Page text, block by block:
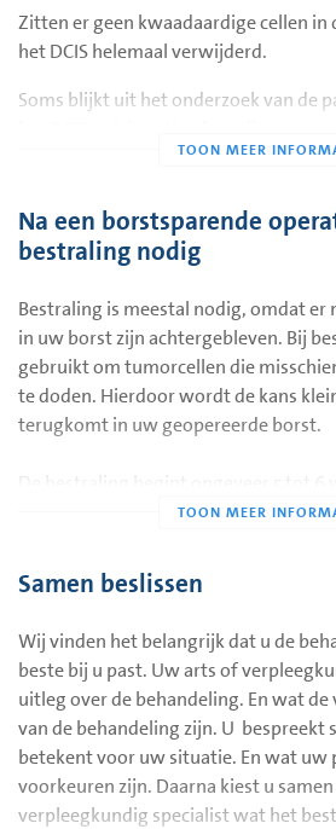
Zitten er geen kwaadaardige cellen in
het DCIS helemaal verwijderd.
Soms blijkt uit het onderzoek van de
soms nodig om uw behandeling aan te
De uitslag van het verwijderde
elkaar in de oncologiebespreking.
nog een extra behandeling nodig
Na een borstsparende
bestraling nodig
Bestraling is meestal nodig, omdat er
in uw borst zijn achtergebleven. Bij
gebruikt om tumorcellen die
te doden. Hierdoor wordt de kans
terugkomt in uw geopereerde borst.
Dan is de wond vaak goed genoeg
de oncoloog met u wanneer u de
De bestralingsarts bespreekt met u
u nodig zijn.
Bestraling kan niet in ons ziekenhuis.
samen met de volgende
Erasmus MC, vestiging in Dordrecht
Samen beslissen
Wij vinden het belangrijk dat u de
beste bij u past. Uw arts of
uitleg over de behandeling. En wat
van de behandeling zijn. U bespreekt
betekent voor uw situatie. En wat uw
voorkeuren zijn. Daarna kiest u
verpleegkundig specialist wat het